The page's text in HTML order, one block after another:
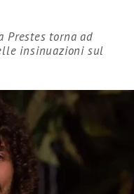
Prestes torna ad
insinuazioni sul